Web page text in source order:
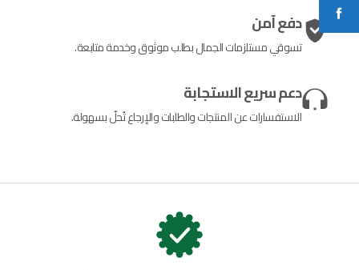
دفع آمن
تسوقي مستلزمات الجمال بطلب موثوق وخدمة متابعة.
دعم سريع الاستجابة
الاستفسارات عن المنتجات والطلبات والإرجاع تُحلّ بسهولة.